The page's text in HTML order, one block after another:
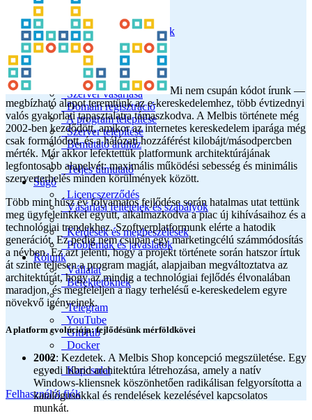
Legutóbbi kiadás
Rendszerkövetelmények
Elavult verziók
Dokumentáció
Áruház indítása
Szerver vásárlása
Domain regisztráció
A program telepítése
Szerver telepítése
Bemutató áruház
Teljes útmutató
Súgó
Licencszerződés
Vásárlási feltételek és szabályok
Kérdések és megbeszélések
Problémák és javaslatok
Rólunk
Vállalat
Befektetőknek
Telegram
YouTube
GitHub
Docker
Kapcsolat
Felhasználói fiók
Mi nem csupán kódot írunk —
megbízható alapot teremtünk az e-kereskedelemhez, több évtizednyi
valós gyakorlati tapasztalatra támaszkodva. A Melbis története még
2002-ben kezdődött, amikor az internetes kereskedelem iparága még
csak formálódott, és a hálózati hozzáférést kilobájt/másodpercben
mérték. Már akkor lefektettük platformunk architektúrájának
legfontosabb alapelvét: maximális működési sebesség és minimális
szerverterhelés minden körülmények között.
Több mint húsz év folyamatos fejlődése során hatalmas utat tettünk
meg ügyfeleinkkel együtt, alkalmazkodva a piac új kihívásaihoz és a
technológiai trendekhez. Szoftverplatformunk elérte a hatodik
generációt. Ez pedig nem csupán egy marketingcélú számmódosítás
a névben. Ez azt jelenti, hogy a projekt története során hatszor írtuk
át szinte teljesen a program magját, alapjaiban megváltoztatva az
architektúrát, hogy az mindig a technológiai fejlődés élvonalában
maradjon, és megfeleljen a nagy terhelésű e-kereskedelem egyre
növekvő igényeinek.
A platform evolúciója: fejlődésünk mérföldkövei
2002: Kezdetek. A Melbis Shop koncepció megszületése. Egy
egyedi hibrid architektúra létrehozása, amely a natív
Windows-kliensnek köszönhetően radikálisan felgyorsította a
katalógusokkal és rendelések kezelésével kapcsolatos
munkát.